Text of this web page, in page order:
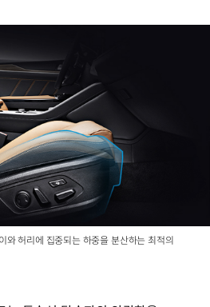
와 허리에 집중되는 하중을 분산하는 최적의